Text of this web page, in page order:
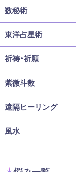
数秘術
東洋占星術
祈祷・祈願
紫微斗数
遠隔ヒーリング
風水